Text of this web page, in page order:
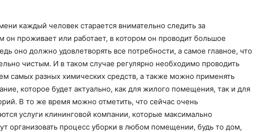
каждый человек старается внимательно следить за
проживает или работает, в котором он проводит большое
оно должно удовлетворять все потребности, а самое главное, что
чистым. И в таком случае регулярно необходимо проводить
самых разных химических средств, а также можно применять
которое будет актуально, как для жилого помещения, так и для
В то же время можно отметить, что сейчас очень
услуги клининговой компании, которые максимально
организовать процесс уборки в любом помещении, будь то дом,